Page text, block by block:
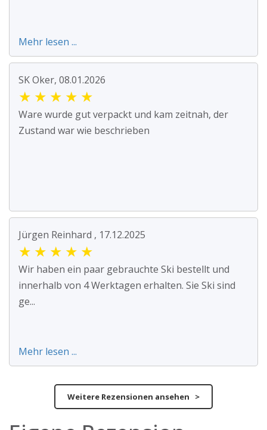
Mehr lesen ...
SK Oker, 08.01.2026
★ ★ ★ ★ ★
Ware wurde gut verpackt und kam zeitnah, der
Zustand war wie beschrieben
Jürgen Reinhard , 17.12.2025
★ ★ ★ ★ ★
Wir haben ein paar gebrauchte Ski bestellt und
innerhalb von 4 Werktagen erhalten. Sie Ski sind
ge...
Mehr lesen ...
Weitere Rezensionen ansehen >